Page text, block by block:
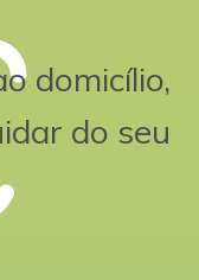
domicílio,
do seu